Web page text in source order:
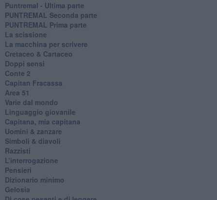
Puntremal - Ultima parte
PUNTREMAL Seconda parte
​PUNTREMAL Prima parte
La scissione
La macchina per scrivere
Cretaceo & Cartaceo
Doppi sensi
​Conte 2
​Capitan Fracassa
​Area 51
Varie dal mondo
​Linguaggio giovanile
​Capitana, mia capitana
Uomini & zanzare
​Simboli & diavoli
Razzisti
​L’interrogazione
Pensieri
​Dizionario minimo
Gelosia